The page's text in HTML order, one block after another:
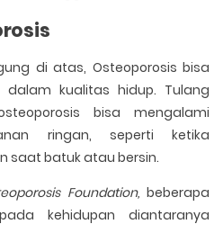
di atas, Osteoporosis bisa
dalam kualitas hidup. Tulang
bisa mengalami
ringan, seperti ketika
saat batuk atau bersin.
Foundation, beberapa
kehidupan diantaranya